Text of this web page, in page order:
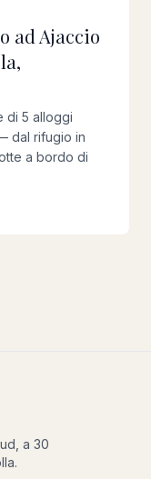
ad Ajaccio
di 5 alloggi
dal rifugio in
a bordo di
a 30